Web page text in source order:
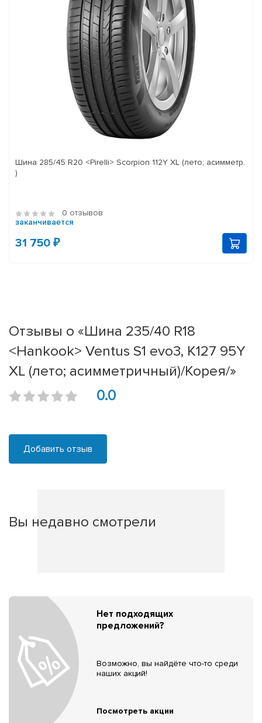
Шина 285/45 R20 <Pirelli> Scorpion 112Y XL (лето; асимметр.
)
0 отзывов
заканчивается
31 750 ₽
Отзывы о «Шина 235/40 R18
<Hankook> Ventus S1 evo3, K127 95Y
XL (лето; асимметричный)/Корея/»
0.0
Добавить отзыв
Вы недавно смотрели
Нет подходящих
предложений?
Возможно, вы найдёте что-то среди
наших акций!
Посмотреть акции